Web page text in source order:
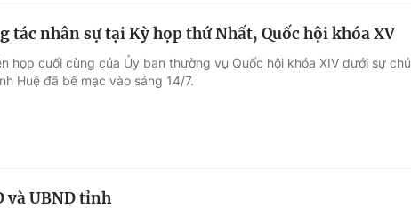
Giải sao mai
Du lịch
tác nhân sự tại Kỳ họp thứ Nhất, Quốc hội khóa XV
họp cuối cùng của Ủy ban thường vụ Quốc hội khóa XIV dưới sự chủ
Huệ đã bế mạc vào sáng 14/7.
và UBND tỉnh